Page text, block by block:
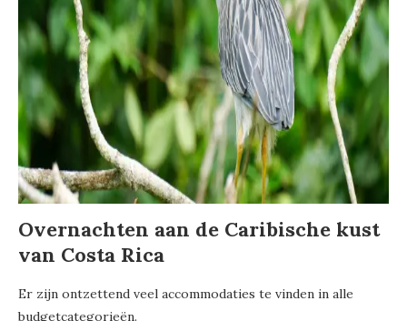
Overnachten aan de Caribische kust
van Costa Rica
Er zijn ontzettend veel accommodaties te vinden in alle
budgetcategorieën.